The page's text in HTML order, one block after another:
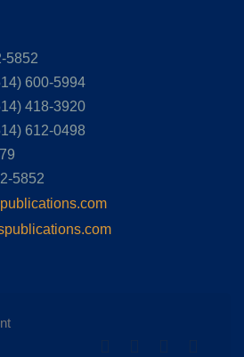
5852
600-5994
418-3920
612-0498
5852